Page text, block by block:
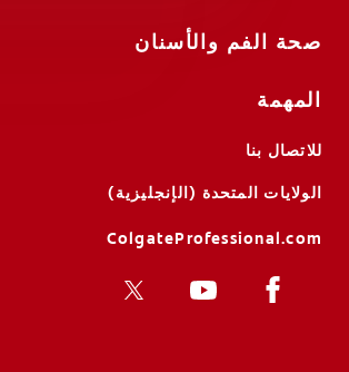
صحة الفم والأسنان
المهمة
للاتصال بنا
الولايات المتحدة (الإنجليزية)
ColgateProfessional.com